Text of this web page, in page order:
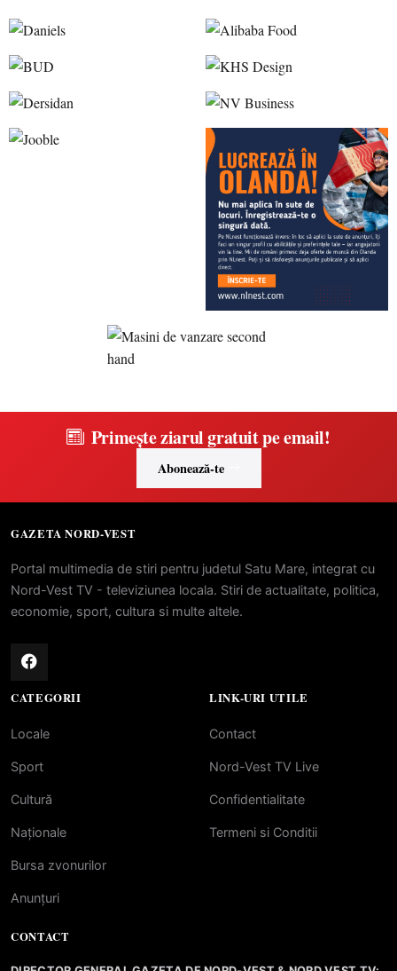
Primește ziarul gratuit pe email!
Abonează-te
GAZETA NORD-VEST
Portal multimedia de stiri pentru judetul Satu Mare, integrat cu
Nord-Vest TV - televiziunea locala. Stiri de actualitate, politica,
economie, sport, cultura si multe altele.
CATEGORII
Locale
Sport
Cultură
Naționale
Bursa zvonurilor
Anunțuri
LINK-URI UTILE
Contact
Nord-Vest TV Live
Confidentialitate
Termeni si Conditii
CONTACT